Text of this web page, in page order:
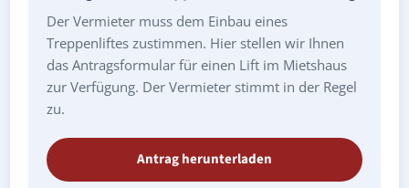
Der Vermieter muss dem Einbau eines
Treppenliftes zustimmen. Hier stellen wir Ihnen
das Antragsformular für einen Lift im Mietshaus
zur Verfügung. Der Vermieter stimmt in der Regel
zu.
Antrag herunterladen